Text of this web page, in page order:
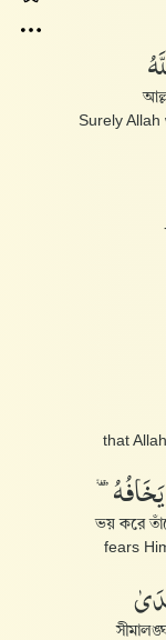
Surely Allah
that
يَخَافُهُۥ
ভয় করে
fears